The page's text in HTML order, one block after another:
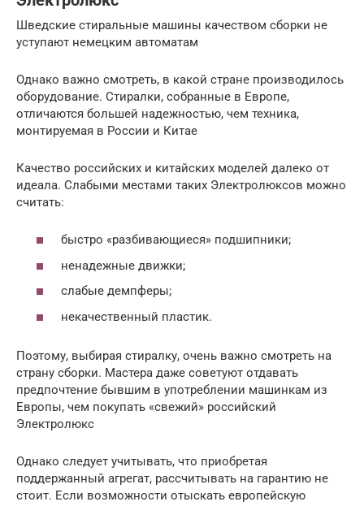
Шведские стиральные машины качеством сборки не
уступают немецким автоматам
Однако важно смотреть, в какой стране производилось
оборудование. Стиралки, собранные в Европе,
отличаются большей надежностью, чем техника,
монтируемая в России и Китае
Качество российских и китайских моделей далеко от
идеала. Слабыми местами таких Электролюксов можно
считать:
быстро «разбивающиеся» подшипники;
ненадежные движки;
слабые демпферы;
некачественный пластик.
Поэтому, выбирая стиралку, очень важно смотреть на
страну сборки. Мастера даже советуют отдавать
предпочтение бывшим в употреблении машинкам из
Европы, чем покупать «свежий» российский
Электролюкс
Однако следует учитывать, что приобретая
поддержанный агрегат, рассчитывать на гарантию не
стоит. Если возможности отыскать европейскую